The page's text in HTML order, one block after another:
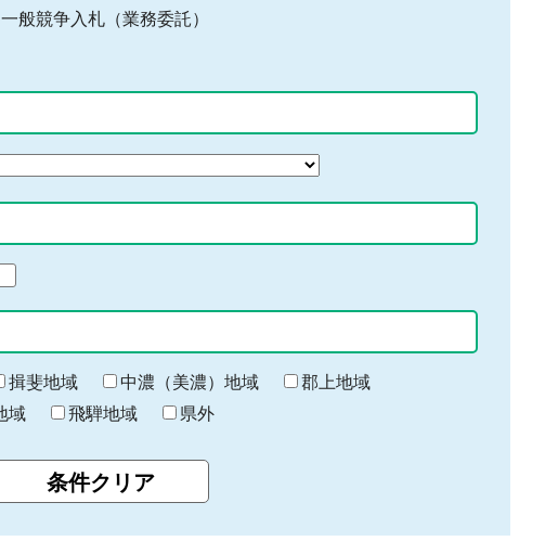
一般競争入札（業務委託）
揖斐地域 中濃（美濃）地域
郡上地域
域 飛騨地域 県外